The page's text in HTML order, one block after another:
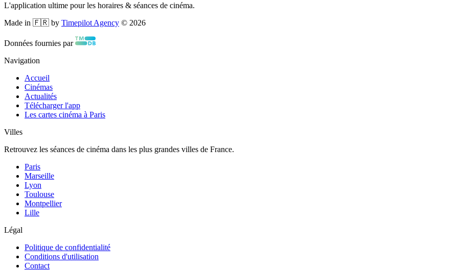
L'application ultime pour les horaires & séances de cinéma.
Made in 🇫🇷 by Timepilot Agency © 2026
Données fournies par
Navigation
Accueil
Cinémas
Actualités
Télécharger l'app
Les cartes cinéma à Paris
Villes
Retrouvez les séances de cinéma dans les plus grandes villes de France.
Paris
Marseille
Lyon
Toulouse
Montpellier
Lille
Légal
Politique de confidentialité
Conditions d'utilisation
Contact